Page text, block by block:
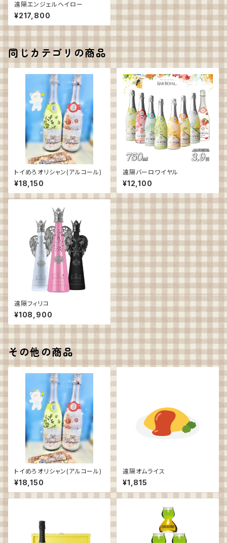
遠隔エンジェルヘイロー
¥217,800
同じカテゴリの商品
トイめろオリシャン(アルコール)
¥18,150
遠隔バーロワイヤル
¥12,100
遠隔フィリコ
¥108,900
その他の商品
トイめろオリシャン(アルコール)
¥18,150
遠隔オムライス
¥1,815